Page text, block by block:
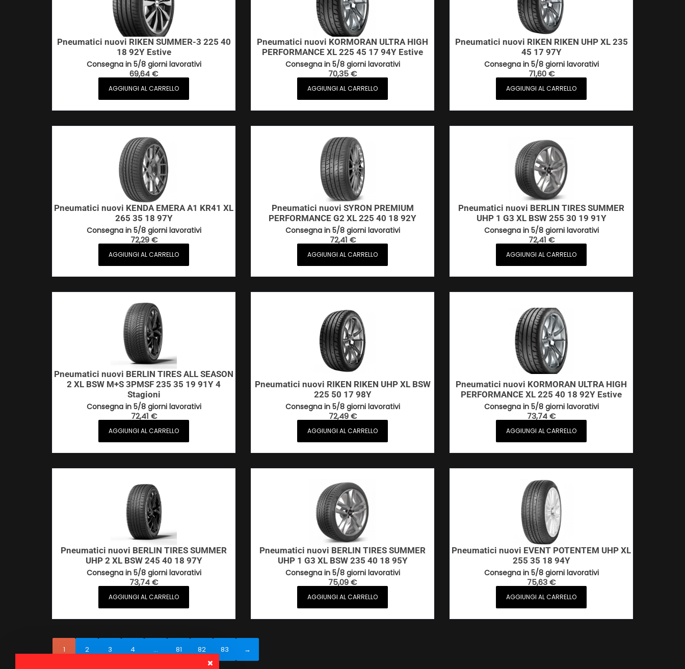
Pneumatici nuovi RIKEN SUMMER-3 225 40
18 92Y Estive
Consegna in 5/8 giorni lavorativi
69,64€
AGGIUNGI AL CARRELLO
Pneumatici nuovi KORMORAN ULTRA HIGH
PERFORMANCE XL 225 45 17 94Y Estive
Consegna in 5/8 giorni lavorativi
70,35€
AGGIUNGI AL CARRELLO
Pneumatici nuovi RIKEN RIKEN UHP XL 235
45 17 97Y
Consegna in 5/8 giorni lavorativi
71,60€
AGGIUNGI AL CARRELLO
Pneumatici nuovi KENDA EMERA A1 KR41 XL
265 35 18 97Y
Consegna in 5/8 giorni lavorativi
72,29€
AGGIUNGI AL CARRELLO
Pneumatici nuovi SYRON PREMIUM
PERFORMANCE G2 XL 225 40 18 92Y
Consegna in 5/8 giorni lavorativi
72,41 €
AGGIUNGI AL CARRELLO
Pneumatici nuovi BERLIN TIRES SUMMER
UHP 1 G3 XL BSW 255 30 19 91Y
Consegna in 5/8 giorni lavorativi
72,41 €
AGGIUNGI AL CARRELLO
Pneumatici nuovi BERLIN TIRES ALL SEASON
2 XL BSW M+S 3PMSF 235 35 19 91Y 4
Stagioni
Consegna in 5/8 giorni lavorativi
72,41 €
AGGIUNGI AL CARRELLO
Pneumatici nuovi RIKEN RIKEN UHP XL BSW
225 50 17 98Y
Consegna in 5/8 giorni lavorativi
72,49€
AGGIUNGI AL CARRELLO
Pneumatici nuovi KORMORAN ULTRA HIGH
PERFORMANCE XL 225 40 18 92Y Estive
Consegna in 5/8 giorni lavorativi
73,74€
AGGIUNGI AL CARRELLO
Pneumatici nuovi BERLIN TIRES SUMMER
UHP 2 XL BSW 245 40 18 97Y
Consegna in 5/8 giorni lavorativi
73,74€
AGGIUNGI AL CARRELLO
Pneumatici nuovi BERLIN TIRES SUMMER
UHP 1 G3 XL BSW 235 40 18 95Y
Consegna in 5/8 giorni lavorativi
75,09€
AGGIUNGI AL CARRELLO
Pneumatici nuovi EVENT POTENTEM UHP XL
255 35 18 94Y
Consegna in 5/8 giorni lavorativi
75,63€
AGGIUNGI AL CARRELLO
1 2 3 4 … 81 82 83 →